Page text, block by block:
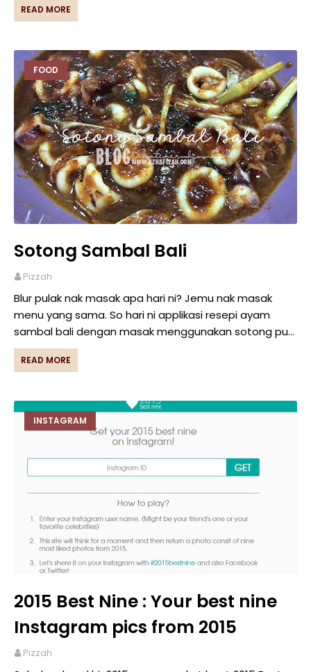
READ MORE
FOOD
Sotong Sambal Bali
Pizzah
Blur pulak nak masak apa hari ni? Jemu nak masak
menu yang sama. So hari ni applikasi resepi ayam
sambal bali dengan masak menggunakan sotong pu…
READ MORE
INSTAGRAM
2015 Best Nine : Your best nine
Instagram pics from 2015
Pizzah